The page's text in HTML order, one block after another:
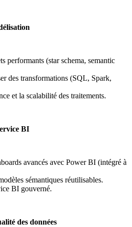
performants (star schema, semantic
des transformations (SQL, Spark,
et la scalabilité des traitements.
BI
avancés avec Power BI (intégré à
sémantiques réutilisables.
BI gouverné.
des données